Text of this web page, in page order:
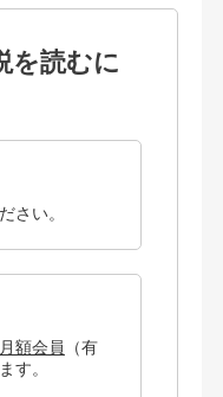
を読むに
さい。
月額会員
（有
す。